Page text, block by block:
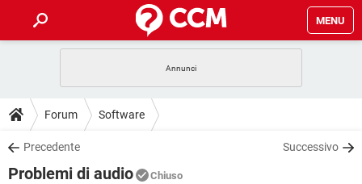
MENU
INTRATTENIMENTO
iOS
INSTAGRAM
GUIDE
COVID-19
DOWNLOAD
COVID-19
Forum Software
Precedente Successivo
Problemi di audio Chiuso